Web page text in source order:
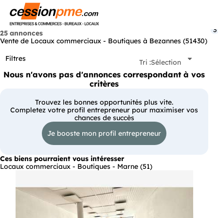
25 annonces
Vente de Locaux commerciaux - Boutiques à Bezannes (51430)
Filtres
3
Tri :Sélection
Nous n'avons pas d'annonces correspondant à vos
critères
Trouvez les bonnes opportunités plus vite.
Completez votre profil entrepreneur pour maximiser vos
chances de succès
Je booste mon profil entrepreneur
Ces biens pourraient vous intéresser
Locaux commerciaux - Boutiques - Marne (51)